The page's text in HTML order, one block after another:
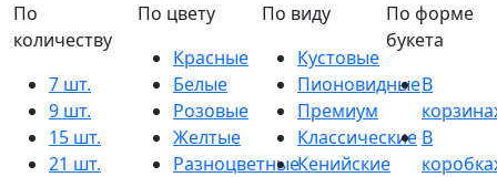
По
количеству
7 шт.
9 шт.
15 шт.
21 шт.
По цвету
Красные
Белые
Розовые
Желтые
Разноцветные
По виду
Кустовые
Пионовидные
Премиум
Классические
Кенийские
По форме
букета
В
В